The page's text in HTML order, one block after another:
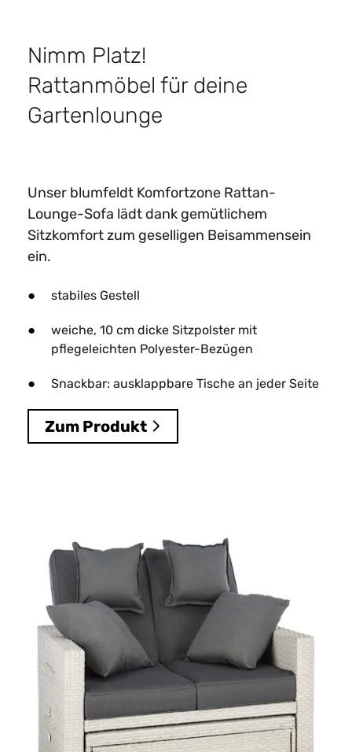
Nimm Platz!​
Rattanmöbel für deine
Gartenlounge​
Unser blumfeldt Komfortzone Rattan-
Lounge-Sofa lädt dank gemütlichem
Sitzkomfort zum geselligen Beisammensein
ein.
stabiles Gestell
weiche, 10 cm dicke Sitzpolster mit
pflegeleichten Polyester-Bezügen
Snackbar: ausklappbare Tische an jeder Seite
Zum Produkt